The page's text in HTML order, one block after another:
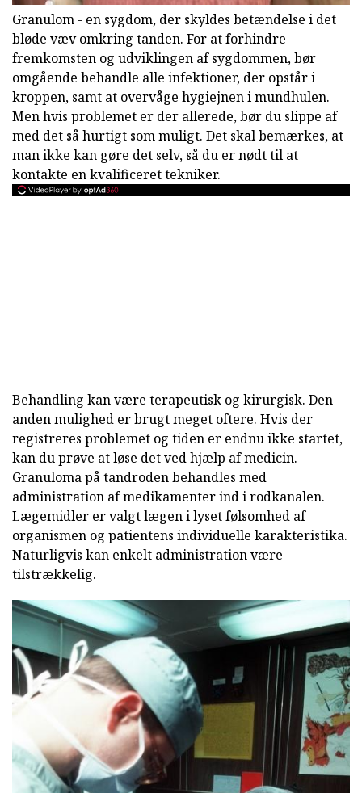
Granulom - en sygdom, der skyldes betændelse i det
bløde væv omkring tanden. For at forhindre
fremkomsten og udviklingen af sygdommen, bør
omgående behandle alle infektioner, der opstår i
kroppen, samt at overvåge hygiejnen i mundhulen.
Men hvis problemet er der allerede, bør du slippe af
med det så hurtigt som muligt. Det skal bemærkes, at
man ikke kan gøre det selv, så du er nødt til at
kontakte en kvalificeret tekniker.
Behandling kan være terapeutisk og kirurgisk. Den
anden mulighed er brugt meget oftere. Hvis der
registreres problemet og tiden er endnu ikke startet,
kan du prøve at løse det ved hjælp af medicin.
Granuloma på tandroden behandles med
administration af medikamenter ind i rodkanalen.
Lægemidler er valgt lægen i lyset følsomhed af
organismen og patientens individuelle karakteristika.
Naturligvis kan enkelt administration være
tilstrækkelig.